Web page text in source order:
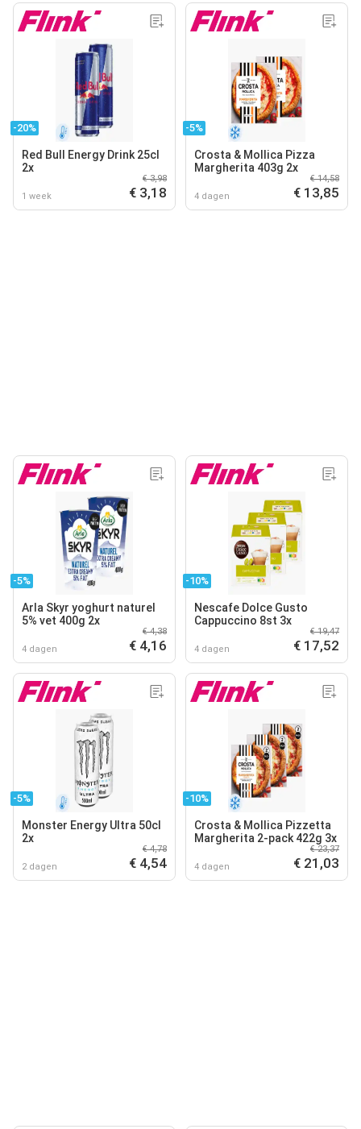
-20%
Red Bull Energy Drink 25cl
2x
1 week
€ 3,98
€ 3,18
-5%
Crosta & Mollica Pizza
Margherita 403g 2x
4 dagen
€ 14,58
€ 13,85
-5%
Arla Skyr yoghurt naturel
5% vet 400g 2x
4 dagen
€ 4,38
€ 4,16
-10%
Nescafe Dolce Gusto
Cappuccino 8st 3x
4 dagen
€ 19,47
€ 17,52
-5%
Monster Energy Ultra 50cl
2x
2 dagen
€ 4,78
€ 4,54
-10%
Crosta & Mollica Pizzetta
Margherita 2-pack 422g 3x
4 dagen
€ 23,37
€ 21,03